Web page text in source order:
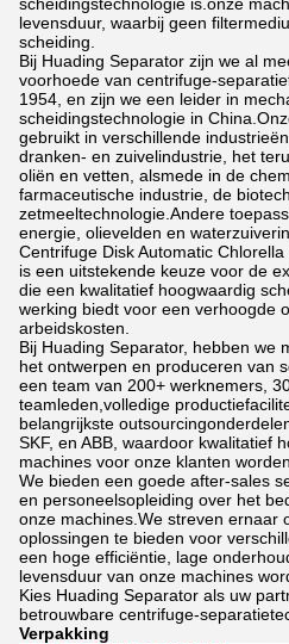
levensduur, waarbij geen
scheiding.
Bij Huading Separator zijn we al
voorhoede van centrifuge-
1954, en zijn we een leider in
scheidingstechnologie in
gebruikt in verschillende
dranken- en zuivelindustrie, het
oliën en vetten, alsmede in de
farmaceutische industrie, de
zetmeeltechnologie.Andere
energie, olievelden en
Centrifuge Disk Automatic
is een uitstekende keuze voor de
die een kwalitatief hoogwaardig
werking biedt voor een verhoogde
arbeidskosten.
Bij Huading Separator, hebben we
het ontwerpen en produceren van
een team van 200+ werknemers,
teamleden,volledige
belangrijkste
SKF, en ABB, waardoor kwalitatief
machines voor onze klanten
We bieden een goede after-sales
en personeelsopleiding over het
onze machines.We streven ernaar
oplossingen te bieden voor
een hoge efficiëntie, lage
levensduur van onze machines
Kies Huading Separator als uw
betrouwbare centrifuge-
Verpakking